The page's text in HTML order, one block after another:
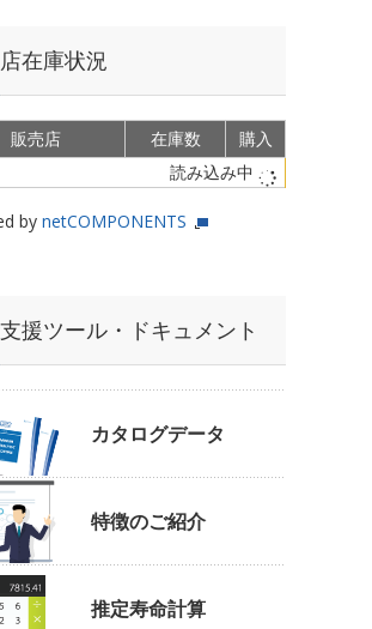
在庫状況
販売店 在庫数
購入
読み込み中
by netCOMPONENTS
援ツール・ドキュメント
カタログデータ
特徴のご紹介
推定寿命計算